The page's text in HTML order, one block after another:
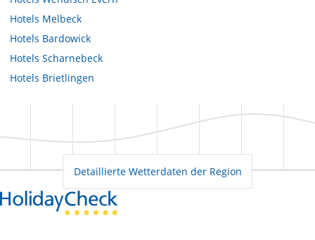
Hotels Melbeck
Hotels Bardowick
Hotels Scharnebeck
Hotels Brietlingen
Detaillierte Wetterdaten der Region